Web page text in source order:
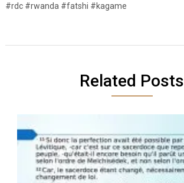
#rdc #rwanda #fatshi #kagame
Related Posts